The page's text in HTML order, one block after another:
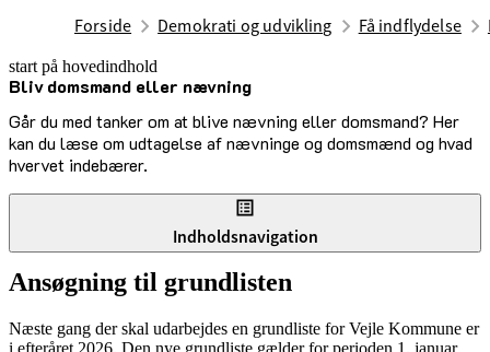
Forside Demokrati og udvikling Få indflydelse
start på hovedindhold
Bliv domsmand eller nævning
Går du med tanker om at blive nævning eller domsmand? Her
kan du læse om udtagelse af nævninge og domsmænd og hvad
hvervet indebærer.
senest opdateret 6. august 2026
Indholdsnavigation
Ansøgning til grundlisten
Næste gang der skal udarbejdes en grundliste for Vejle Kommune er